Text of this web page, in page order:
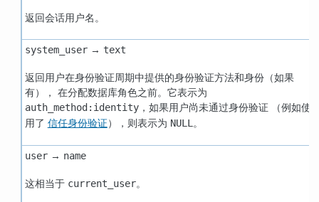
返回会话用户名。
system_user→ text
返回用户在身份验证周期中提供的身份验证方法和身份（如果
有）， 在分配数据库角色之前。它表示为
auth_method:identity，如果用户尚未通过身份验证 （例如使
用了 信任身份验证），则表示为 NULL 。
user→ name
这相当于 current_user。